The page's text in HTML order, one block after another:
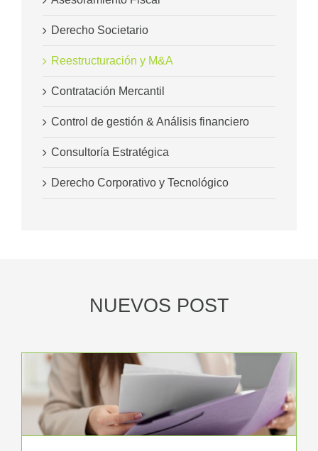
Derecho Societario
Reestructuración y M&A
Contratación Mercantil
Control de gestión & Análisis financiero
Consultoría Estratégica
Derecho Corporativo y Tecnológico
NUEVOS POST